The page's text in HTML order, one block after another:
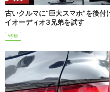
古いクルマに“巨大スマホ”を後
イオーディオ3兄弟を試す
特集